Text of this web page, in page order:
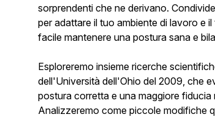
sorprendenti che ne derivano.
per adattare il tuo ambiente di lavoro e
facile mantenere una postura sana e
Esploreremo insieme ricerche
dell'Università dell'Ohio del 2009, che
postura corretta e una maggiore fiducia
Analizzeremo come piccole modifiche